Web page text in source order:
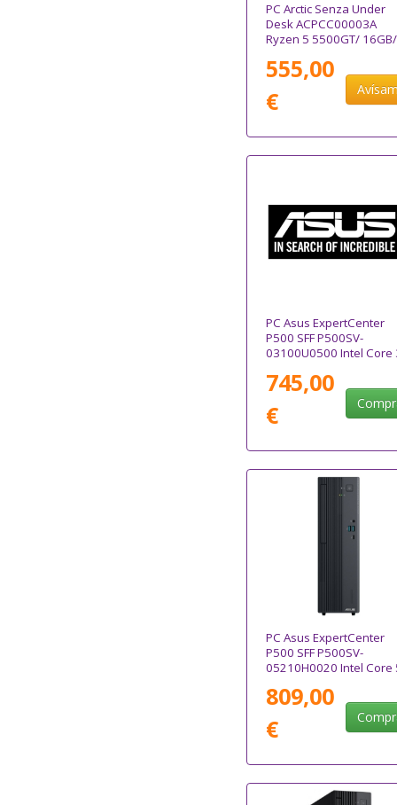
PC Arctic Senza Under
Desk ACPCC00003A
Ryzen 5 5500GT/ 16GB/
555,00
€
PC Asus ExpertCenter
P500 SFF P500SV-
03100U0500 Intel Core
Sin Sistema Operativo
745,00
€
PC Asus ExpertCenter
P500 SFF P500SV-
05210H0020 Intel Core
Sin Sistema Operativo
809,00
€